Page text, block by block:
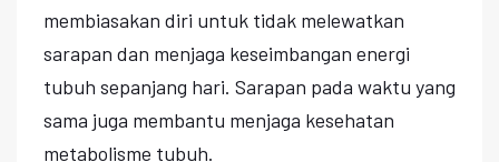
membiasakan diri untuk tidak melewatkan
sarapan dan menjaga keseimbangan energi
tubuh sepanjang hari. Sarapan pada waktu yang
sama juga membantu menjaga kesehatan
metabolisme tubuh.